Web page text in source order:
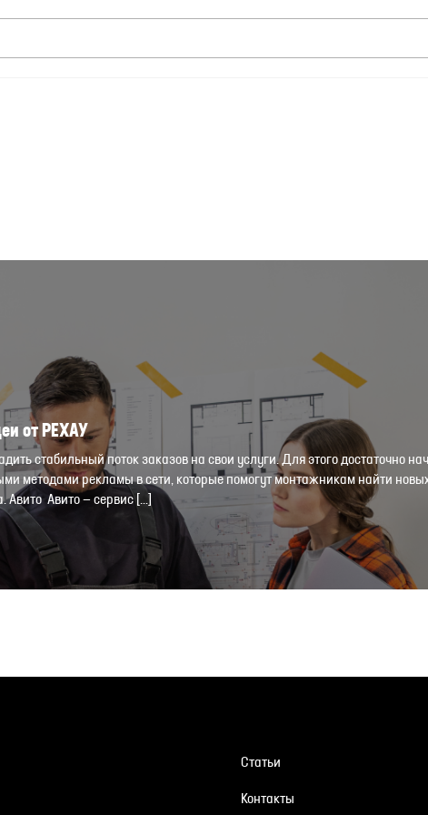
от РЕХАУ
стабильный поток заказов на свои услуги. Для этого достаточно
методами рекламы в сети, которые помогут монтажникам найти
Авито Авито — сервис […]
Статьи
Контакты